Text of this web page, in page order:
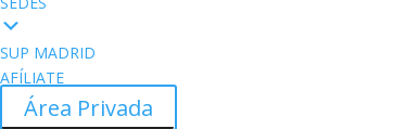
SUP MADRID
AFÍLIATE
Área Privada